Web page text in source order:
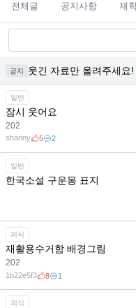
전체글 공지사항 재
공지 웃긴 자료만 올려주세요!
일반
잠시 웃어요
202
shanny 5 2
일반
한국소설 구운몽 표지
1b22e5f3
피식
재활용수거함 배경그림
202
1b22e5f3 8 1
피식